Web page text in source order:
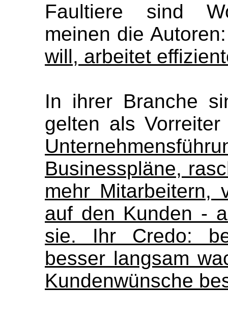
Faultiere sind
meinen die
will, arbeitet
In ihrer Branche
gelten als
Businesspläne,
mehr Mitarbeitern,
auf den Kunden -
sie. Ihr Credo:
besser langsam
Kundenwünsche